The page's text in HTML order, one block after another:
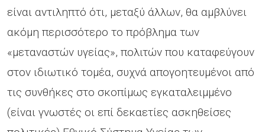
είναι αντιληπτό ότι, μεταξύ άλλων, θα αμβλύνει
ακόμη περισσότερο το πρόβλημα των
«μεταναστών υγείας», πολιτών που καταφεύγουν
στον ιδιωτικό τομέα, συχνά απογοητευμένοι από
τις συνθήκες στο σκοπίμως εγκαταλειμμένο
(είναι γνωστές οι επί δεκαετίες ασκηθείσες